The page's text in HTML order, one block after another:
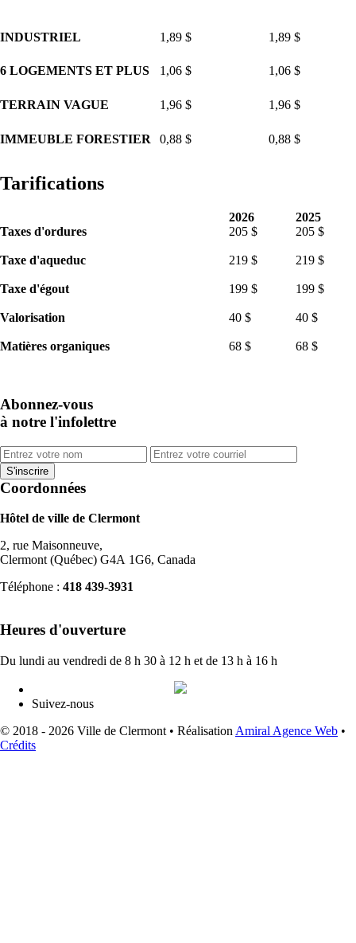
INDUSTRIEL 1,89 $ 1,89 $
6 LOGEMENTS ET PLUS 1,06 $ 1,06 $
TERRAIN VAGUE 1,96 $ 1,96 $
IMMEUBLE FORESTIER 0,88 $ 0,88 $
Tarifications
2026
2025
Taxes d'ordures
205 $ 205 $
Taxe d'aqueduc 219 $ 219 $
Taxe d'égout 199 $ 199 $
Valorisation 40 $ 40 $
Matières organiques 68 $ 68 $
Abonnez-vous
à notre l'infolettre
Coordonnées
Hôtel de ville de Clermont
2, rue Maisonneuve,
Clermont (Québec) G4A 1G6, Canada
Téléphone : 418 439-3931
Heures d'ouverture
Du lundi au vendredi de 8 h 30 à 12 h et de 13 h à 16 h
Suivez-nous
© 2018 - 2026 Ville de Clermont • Réalisation Amiral Agence Web •
Crédits